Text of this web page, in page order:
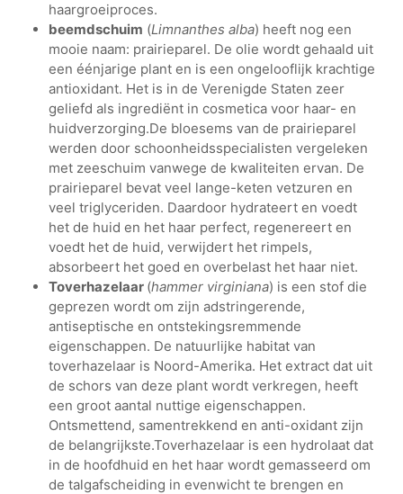
haargroeiproces.
beemdschuim (Limnanthes alba) heeft nog een
mooie naam: prairieparel. De olie wordt gehaald uit
een éénjarige plant en is een ongelooflijk krachtige
antioxidant. Het is in de Verenigde Staten zeer
geliefd als ingrediënt in cosmetica voor haar- en
huidverzorging.De bloesems van de prairieparel
werden door schoonheidsspecialisten vergeleken
met zeeschuim vanwege de kwaliteiten ervan. De
prairieparel bevat veel lange-keten vetzuren en
veel triglyceriden. Daardoor hydrateert en voedt
het de huid en het haar perfect, regenereert en
voedt het de huid, verwijdert het rimpels,
absorbeert het goed en overbelast het haar niet.
Toverhazelaar (hammer virginiana) is een stof die
geprezen wordt om zijn adstringerende,
antiseptische en ontstekingsremmende
eigenschappen. De natuurlijke habitat van
toverhazelaar is Noord-Amerika. Het extract dat uit
de schors van deze plant wordt verkregen, heeft
een groot aantal nuttige eigenschappen.
Ontsmettend, samentrekkend en anti-oxidant zijn
de belangrijkste.Toverhazelaar is een hydrolaat dat
in de hoofdhuid en het haar wordt gemasseerd om
de talgafscheiding in evenwicht te brengen en